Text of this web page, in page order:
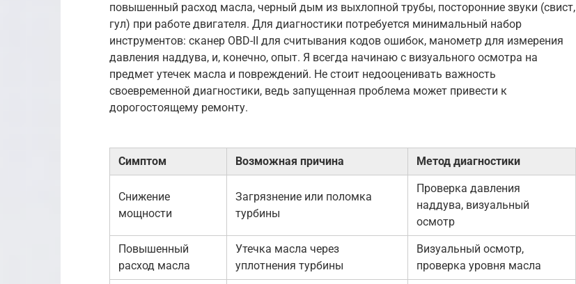
повышенный расход масла, черный дым из выхлопной трубы, посторонние звуки (свист,
гул) при работе двигателя. Для диагностики потребуется минимальный набор
инструментов: сканер OBD-II для считывания кодов ошибок, манометр для измерения
давления наддува, и, конечно, опыт. Я всегда начинаю с визуального осмотра на
предмет утечек масла и повреждений. Не стоит недооценивать важность
своевременной диагностики, ведь запущенная проблема может привести к
дорогостоящему ремонту.
Симптом Возможная причина Метод диагностики
Снижение
мощности
Загрязнение или поломка
турбины
Проверка давления
наддува, визуальный
осмотр
Повышенный
расход масла
Утечка масла через
уплотнения турбины
Визуальный осмотр,
проверка уровня масла